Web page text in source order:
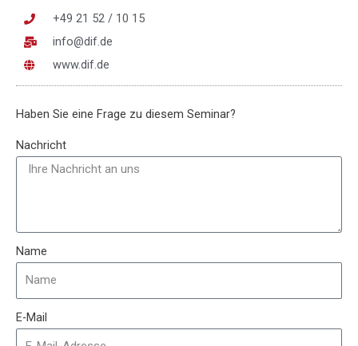
+49 21 52 / 10 15
info@dif.de
www.dif.de
Haben Sie eine Frage zu diesem Seminar?
Nachricht
Name
E-Mail